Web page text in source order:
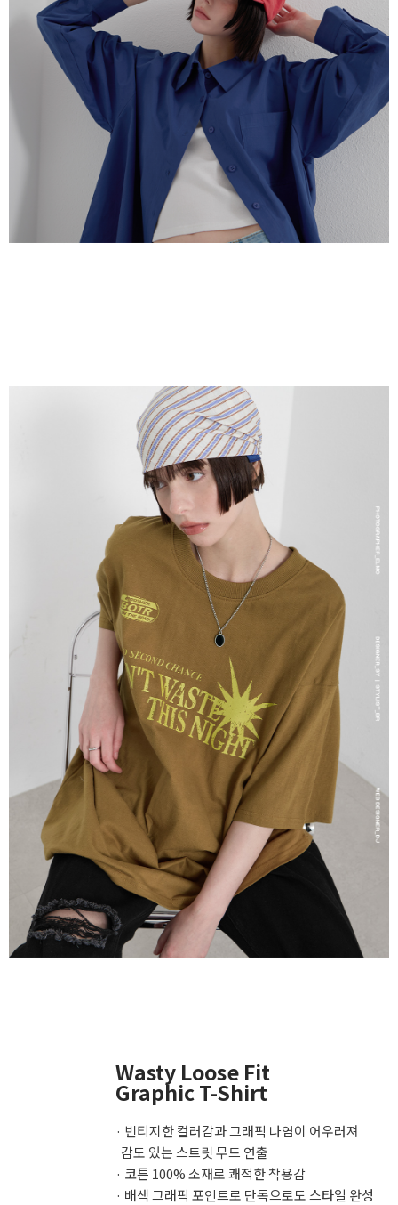
Wasty Loose Fit
Graphic T-Shirt
· 빈티지한 컬러감과 그래픽 나염이 어우러져
감도 있는 스트릿 무드 연출
· 코튼 100% 소재로 쾌적한 착용감
· 배색 그래픽 포인트로 단독으로도 스타일 완성